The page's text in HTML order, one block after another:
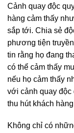
Cảnh quay độc
hàng cảm thấy
sắp tới. Chia sẻ
phương tiện
tin rằng họ đang
có thể cảm thấy
nếu họ cảm thấy
với cảnh quay độc
thu hút khách
Không chỉ có